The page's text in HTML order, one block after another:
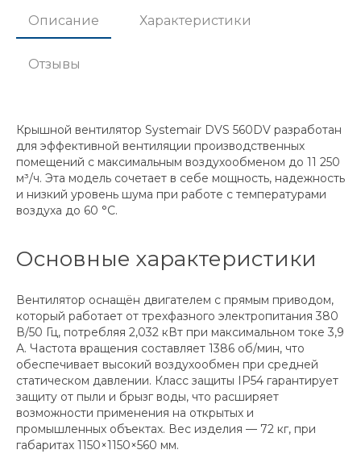
Описание Характеристики
Отзывы
Крышной вентилятор Systemair DVS 560DV разработан
для эффективной вентиляции производственных
помещений с максимальным воздухообменом до 11 250
м³/ч. Эта модель сочетает в себе мощность, надежность
и низкий уровень шума при работе с температурами
воздуха до 60 °C.
Основные характеристики
Вентилятор оснащён двигателем с прямым приводом,
который работает от трехфазного электропитания 380
В/50 Гц, потребляя 2,032 кВт при максимальном токе 3,9
А. Частота вращения составляет 1386 об/мин, что
обеспечивает высокий воздухообмен при средней
статическом давлении. Класс защиты IP54 гарантирует
защиту от пыли и брызг воды, что расширяет
возможности применения на открытых и
промышленных объектах. Вес изделия — 72 кг, при
габаритах 1150×1150×560 мм.